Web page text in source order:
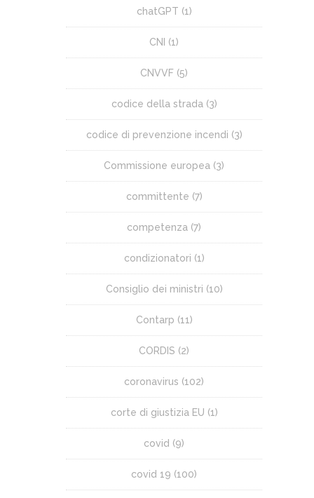
chatGPT (1)
CNI (1)
CNVVF (5)
codice della strada (3)
codice di prevenzione incendi (3)
Commissione europea (3)
committente (7)
competenza (7)
condizionatori (1)
Consiglio dei ministri (10)
Contarp (11)
CORDIS (2)
coronavirus (102)
corte di giustizia EU (1)
covid (9)
covid 19 (100)